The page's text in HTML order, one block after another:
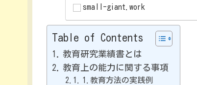
small-giant.work
Table of Contents
教育研究業績書とは
教育上の能力に関する事項
1.教育方法の実践例